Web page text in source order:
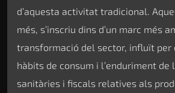
d’aquesta activitat tradicional.
més, s’inscriu dins d’un marc més
transformació del sector, influït per
hàbits de consum i l’enduriment de
sanitàries i fiscals relatives als